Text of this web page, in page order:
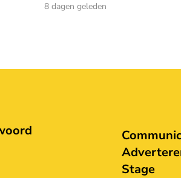
8 dagen geleden
Stage